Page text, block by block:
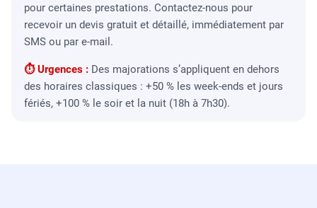
pour certaines prestations. Contactez-nous pour
recevoir un devis gratuit et détaillé, immédiatement par
SMS ou par e-mail.
⏱ Urgences : Des majorations s’appliquent en dehors
des horaires classiques : +50 % les week-ends et jours
fériés, +100 % le soir et la nuit (18h à 7h30).